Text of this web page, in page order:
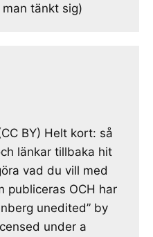
tänkt sig)
BY) Helt kort: så
länkar tillbaka hit
vad du vill med
publiceras OCH har
unedited” by
under a